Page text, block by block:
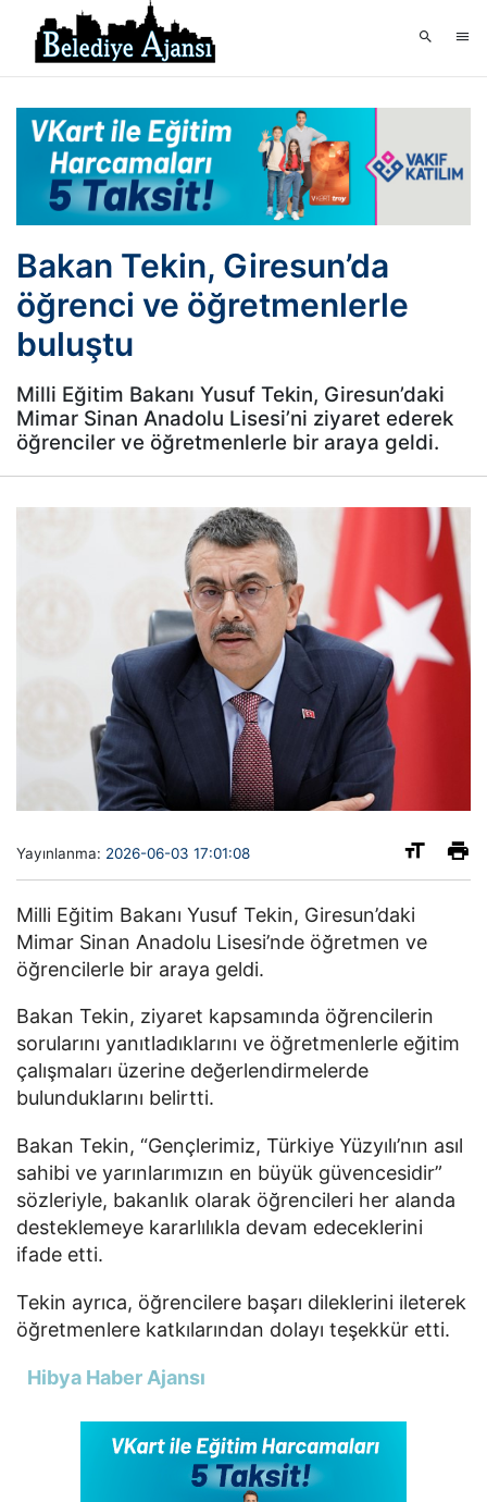
Bakan Tekin, Giresun’da
öğrenci ve öğretmenlerle
buluştu
Milli Eğitim Bakanı Yusuf Tekin, Giresun’daki
Mimar Sinan Anadolu Lisesi’ni ziyaret ederek
öğrenciler ve öğretmenlerle bir araya geldi.
Yayınlanma: 2026-06-03 17:01:08
Milli Eğitim Bakanı Yusuf Tekin, Giresun’daki
Mimar Sinan Anadolu Lisesi’nde öğretmen ve
öğrencilerle bir araya geldi.
Bakan Tekin, ziyaret kapsamında öğrencilerin
sorularını yanıtladıklarını ve öğretmenlerle eğitim
çalışmaları üzerine değerlendirmelerde
bulunduklarını belirtti.
Bakan Tekin, “Gençlerimiz, Türkiye Yüzyılı’nın asıl
sahibi ve yarınlarımızın en büyük güvencesidir”
sözleriyle, bakanlık olarak öğrencileri her alanda
desteklemeye kararlılıkla devam edeceklerini
ifade etti.
Tekin ayrıca, öğrencilere başarı dileklerini ileterek
öğretmenlere katkılarından dolayı teşekkür etti.
Hibya Haber Ajansı